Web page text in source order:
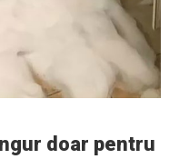
doar pentru